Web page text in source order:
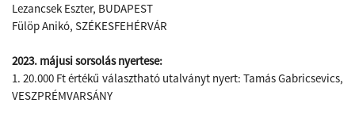
Lezancsek Eszter, BUDAPEST
Fülöp Anikó, SZÉKESFEHÉRVÁR
2023. májusi sorsolás nyertese:
1. 20.000 Ft értékű választható utalványt nyert: Tamás Gabricsevics,
VESZPRÉMVARSÁNY